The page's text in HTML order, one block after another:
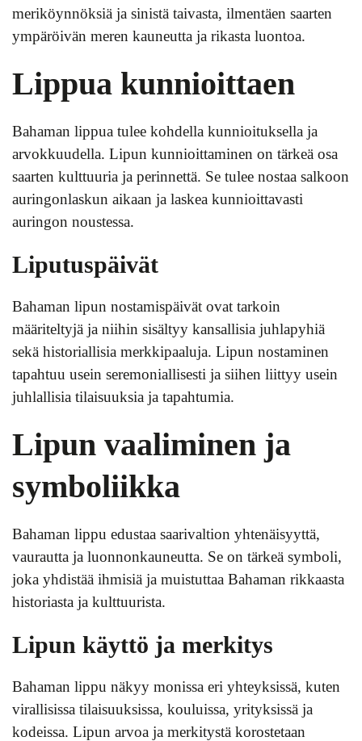
meriköynnöksiä ja sinistä taivasta, ilmentäen saarten
ympäröivän meren kauneutta ja rikasta luontoa.
Lippua kunnioittaen
Bahaman lippua tulee kohdella kunnioituksella ja
arvokkuudella. Lipun kunnioittaminen on tärkeä osa
saarten kulttuuria ja perinnettä. Se tulee nostaa salkoon
auringonlaskun aikaan ja laskea kunnioittavasti
auringon noustessa.
Liputuspäivät
Bahaman lipun nostamispäivät ovat tarkoin
määriteltyjä ja niihin sisältyy kansallisia juhlapyhiä
sekä historiallisia merkkipaaluja. Lipun nostaminen
tapahtuu usein seremoniallisesti ja siihen liittyy usein
juhlallisia tilaisuuksia ja tapahtumia.
Lipun vaaliminen ja
symboliikka
Bahaman lippu edustaa saarivaltion yhtenäisyyttä,
vaurautta ja luonnonkauneutta. Se on tärkeä symboli,
joka yhdistää ihmisiä ja muistuttaa Bahaman rikkaasta
historiasta ja kulttuurista.
Lipun käyttö ja merkitys
Bahaman lippu näkyy monissa eri yhteyksissä, kuten
virallisissa tilaisuuksissa, kouluissa, yrityksissä ja
kodeissa. Lipun arvoa ja merkitystä korostetaan